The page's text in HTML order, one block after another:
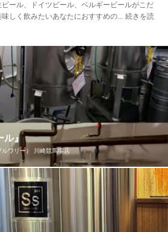
ール、ドイツビール、ベルギービールがこだ
しく飲みたいあなたにおすすめの
続きを読
ル』
ワリー） 川崎競馬場店
ラフトビール』 店名にもある自社工場
ーティーブルワリー』で作られた完全オ
楽しみいただけます♪他には出荷してい
のオリジナルのクラフトビールなので